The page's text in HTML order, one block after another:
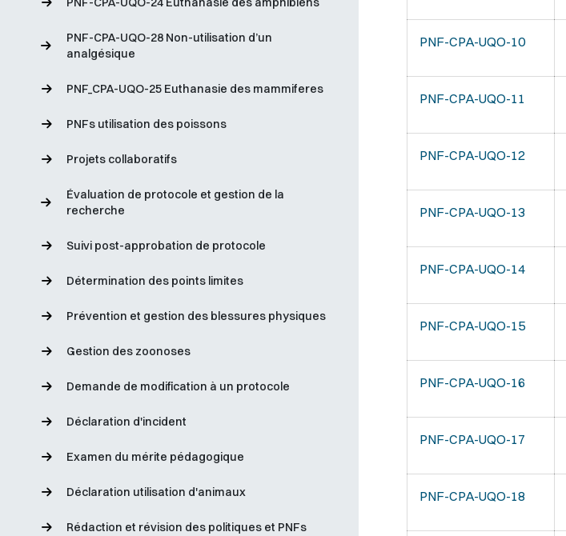
PNF-CPA-UQO-28 Non-utilisation d’un
analgésique
PNF_CPA-UQO-25 Euthanasie des mammiferes
PNFs utilisation des poissons
Projets collaboratifs
Évaluation de protocole et gestion de la
recherche
Suivi post-approbation de protocole
Détermination des points limites
Prévention et gestion des blessures physiques
Gestion des zoonoses
Demande de modification à un protocole
Déclaration d'incident
Examen du mérite pédagogique
Déclaration utilisation d'animaux
Rédaction et révision des politiques et PNFs
PNF-CPA-UQO-10
PNF-CPA-UQO-11
PNF-CPA-UQO-12
PNF-CPA-UQO-13
PNF-CPA-UQO-14
PNF-CPA-UQO-15
PNF-CPA-UQO-16
PNF-CPA-UQO-17
PNF-CPA-UQO-18